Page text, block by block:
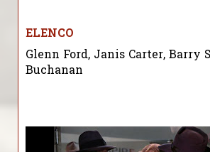
ELENCO
Glenn Ford, Janis Carter, Barry
Buchanan